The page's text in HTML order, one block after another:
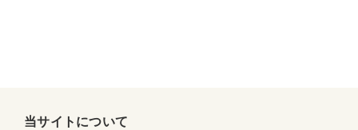
当サイトについて